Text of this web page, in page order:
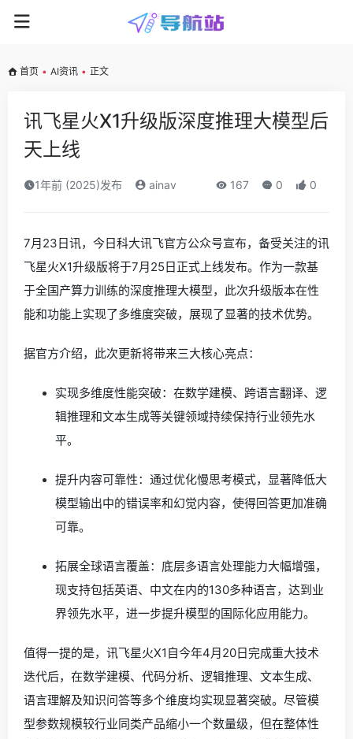
首页 • AI资讯 • 正文
讯飞星火X1升级版深度推理大模型后
天上线
1年前 (2025)发布 ainav 167 0 0
7月23日讯，今日科大讯飞官方公众号宣布，备受关注的讯
飞星火X1升级版将于7月25日正式上线发布。作为一款基
于全国产算力训练的深度推理大模型，此次升级版本在性
能和功能上实现了多维度突破，展现了显著的技术优势。
据官方介绍，此次更新将带来三大核心亮点：
实现多维度性能突破：在数学建模、跨语言翻译、逻
辑推理和文本生成等关键领域持续保持行业领先水
平。
提升内容可靠性：通过优化慢思考模式，显著降低大
模型输出中的错误率和幻觉内容，使得回答更加准确
可靠。
拓展全球语言覆盖：底层多语言处理能力大幅增强，
现支持包括英语、中文在内的130多种语言，达到业
界领先水平，进一步提升模型的国际化应用能力。
值得一提的是，讯飞星火X1自今年4月20日完成重大技术
迭代后，在数学建模、代码分析、逻辑推理、文本生成、
语言理解及知识问答等多个维度均实现显著突破。尽管模
型参数规模较行业同类产品缩小一个数量级，但在整体性